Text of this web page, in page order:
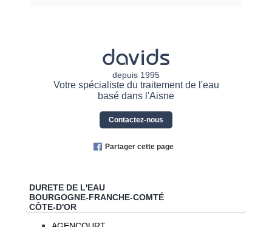
davids
depuis 1995
Votre spécialiste du traitement de l'eau
basé dans l'Aisne
Contactez-nous
Partager cette page
DURETE DE L'EAU
BOURGOGNE-FRANCHE-COMTÉ
CÔTE-D'OR